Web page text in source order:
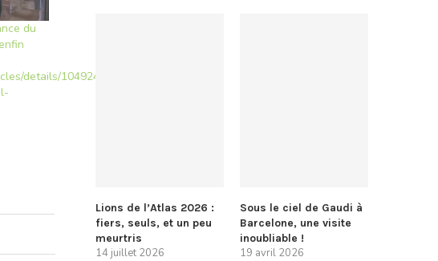
du
details/104924/casablanca-
Lions de l’Atlas 2026 :
fiers, seuls, et un peu
meurtris
14 juillet 2026
Sous le ciel de Gaudi à
Barcelone, une visite
inoubliable !
19 avril 2026